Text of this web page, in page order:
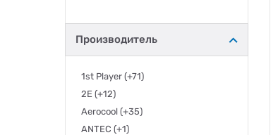
Производитель
1st Player (+71)
2E (+12)
Aerocool (+35)
ANTEC (+1)